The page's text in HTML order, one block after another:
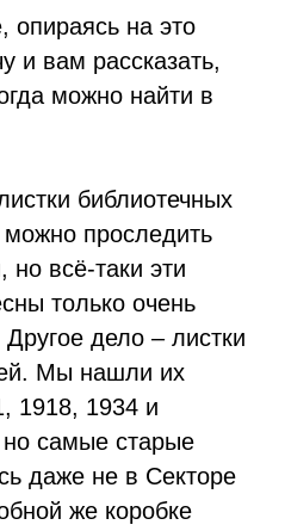
опираясь на это
и вам рассказать,
можно найти в
библиотечных
проследить
но всё-таки эти
только очень
дело – листки
Мы нашли их
1918, 1934 и
самые старые
даже не в Секторе
же коробке